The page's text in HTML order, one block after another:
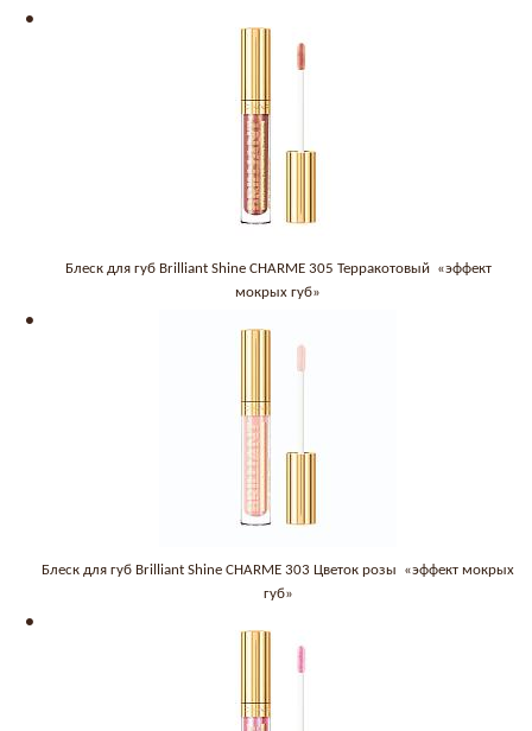
Блеск для губ Brilliant Shine CHARME 305 Терракотовый «эффект
мокрых губ»
Блеск для губ Brilliant Shine CHARME 303 Цветок розы «эффект мокрых
губ»